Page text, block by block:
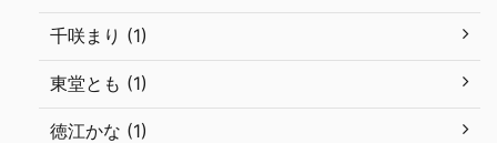
千咲まり (1)
東堂とも (1)
徳江かな (1)